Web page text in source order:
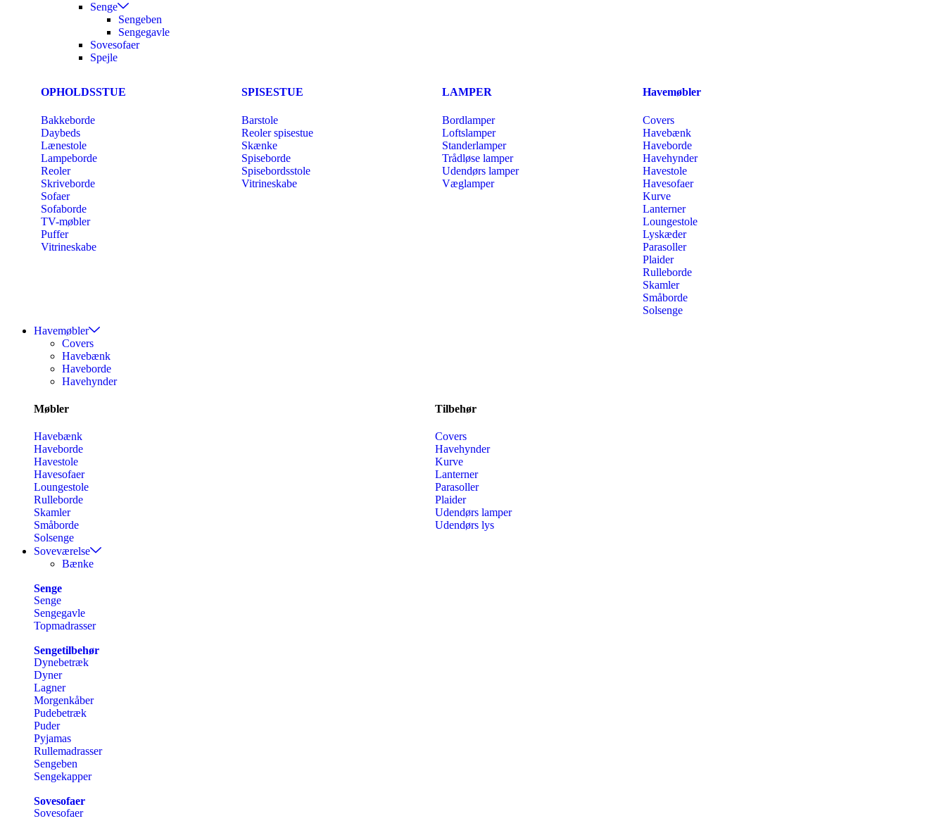
Senge
Sengeben
Sengegavle
Sovesofaer
Spejle
OPHOLDSSTUE
Bakkeborde
Daybeds
Lænestole
Lampeborde
Reoler
Skriveborde
Sofaer
Sofaborde
TV-møbler
Puffer
Vitrineskabe
SPISESTUE
Barstole
Reoler spisestue
Skænke
Spiseborde
Spisebordsstole
Vitrineskabe
LAMPER
Bordlamper
Loftslamper
Standerlamper
Trådløse lamper
Udendørs lamper
Væglamper
Havemøbler
Covers
Havebænk
Haveborde
Havehynder
Havestole
Havesofaer
Kurve
Lanterner
Loungestole
Lyskæder
Parasoller
Plaider
Rulleborde
Skamler
Småborde
Solsenge
Havemøbler
Covers
Havebænk
Haveborde
Havehynder
Møbler
Havebænk
Haveborde
Havestole
Havesofaer
Loungestole
Rulleborde
Skamler
Småborde
Solsenge
Tilbehør
Covers
Havehynder
Kurve
Lanterner
Parasoller
Plaider
Udendørs lamper
Udendørs lys
Soveværelse
Bænke
Senge
Senge
Sengegavle
Topmadrasser
Sengetilbehør
Dynebetræk
Dyner
Lagner
Morgenkåber
Pudebetræk
Puder
Pyjamas
Rullemadrasser
Sengeben
Sengekapper
Sovesofaer
Sovesofaer